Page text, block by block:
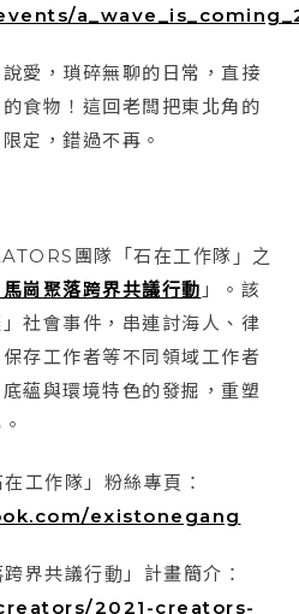
愛，瑣碎無聊的日常，直接
食物！這回老闆把東北角的
定，錯過不再。
團隊「石在工作隊」之
崗聚落跨界共議行動 」。該
社會事件，串連討海人、律
存工作者等不同領域工作者
蘊與環境特色的發掘，重塑
工作隊」粉絲專頁：
existonegang
界共議行動」計畫簡介：
2021-creators-